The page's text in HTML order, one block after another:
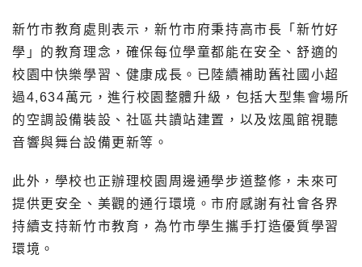
新竹市教育處則表示，新竹市府秉持高市長「新竹好
學」的教育理念，確保每位學童都能在安全、舒適的
校園中快樂學習、健康成長。已陸續補助舊社國小超
過4,634萬元，進行校園整體升級，包括大型集會場所
的空調設備裝設、社區共讀站建置，以及炫風館視聽
音響與舞台設備更新等。
此外，學校也正辦理校園周邊通學步道整修，未來可
提供更安全、美觀的通行環境。市府感謝有社會各界
持續支持新竹市教育，為竹市學生攜手打造優質學習
環境。